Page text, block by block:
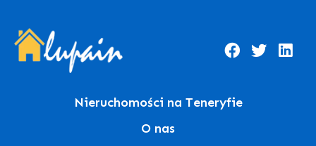
Nieruchomości na Teneryfie
O nas